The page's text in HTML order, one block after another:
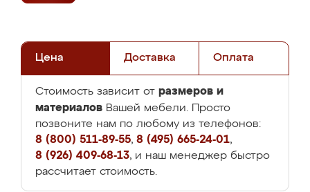
Цена Доставка Оплата
Стоимость зависит от размеров и
материалов Вашей мебели. Просто
позвоните нам по любому из телефонов:
8 (800) 511-89-55, 8 (495) 665-24-01,
8 (926) 409-68-13, и наш менеджер быстро
рассчитает стоимость.